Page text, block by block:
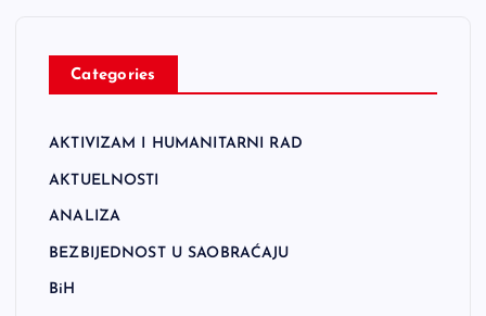
Categories
AKTIVIZAM I HUMANITARNI RAD
AKTUELNOSTI
ANALIZA
BEZBIJEDNOST U SAOBRAĆAJU
BiH